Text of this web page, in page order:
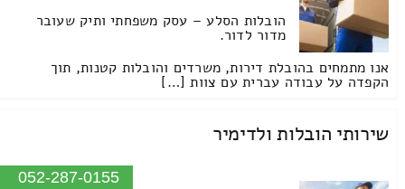
הובלות הסלע – עסק משפחתי ותיק שעובר
מדור לדור.
אנו מתמחים בהובלת דירות, משרדים והובלות קטנות, תוך
הקפדה על עבודה עברית עם צוות […]
שירותי הובלות ולדימיר
052-287-0155